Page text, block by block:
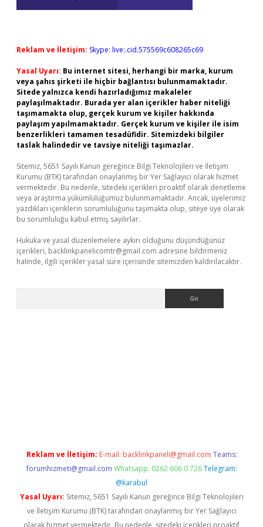
Reklam ve İletişim: Skype: live:.cid.575569c608265c69
Yasal Uyarı: Bu internet sitesi, herhangi bir marka, kurum
veya şahıs şirketi ile hiçbir bağlantısı bulunmamaktadır.
Sitede yalnızca kendi hazırladığımız makaleler
paylaşılmaktadır. Burada yer alan içerikler haber niteliği
taşımamakta olup, gerçek kurum ve kişiler hakkında
paylaşım yapılmamaktadır. Gerçek kurum ve kişiler ile isim
benzerlikleri tamamen tesadüfidir. Sitemizdeki bilgiler
taslak halindedir ve tavsiye niteliği taşımazlar.
Sitemiz, 5651 Sayılı Kanun gereğince Bilgi Teknolojileri ve İletişim
Kurumu (BTK) tarafından onaylanmış bir Yer Sağlayıcı olarak hizmet
vermektedir. Bu nedenle, sitedeki içerikleri proaktif olarak denetleme
veya araştırma yükümlülüğümüz bulunmamaktadır. Ancak, üyelerimiz
yazdıkları içeriklerin sorumluluğunu taşımakta olup, siteye üye olarak
bu sorumluluğu kabul etmiş sayılırlar.
Hukuka ve yasal düzenlemelere aykırı olduğunu düşündüğünüz
içerikleri, backlinkpanelicomtr@gmail.com adresine bildirmeniz
halinde, ilgili içerikler yasal süre içerisinde sitemizden kaldırılacaktır.
Reklam ve İletişim: E-mail: backlinkpaneli@gmail.com Teams:
forumhizmeti@gmail.com Whatsapp: 0262 606 0 726 Telegram:
@karabul
Yasal Uyarı: Sitemiz, 5651 Sayılı Kanun gereğince Bilgi Teknolojileri
ve İletişim Kurumu (BTK) tarafından onaylanmış bir Yer Sağlayıcı
olarak hizmet vermektedir. Bu nedenle, sitedeki içerikleri proaktif